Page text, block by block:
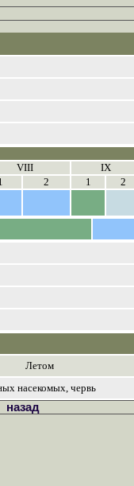
VIII IX
2 1 2
Летом
насекомых, червь
назад